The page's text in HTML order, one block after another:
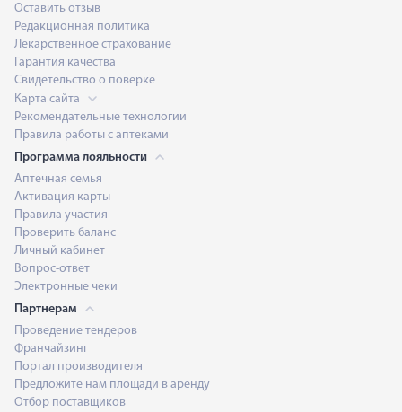
Оставить отзыв
Редакционная политика
Лекарственное страхование
Гарантия качества
Свидетельство о поверке
Карта сайта
Рекомендательные технологии
Правила работы с аптеками
Программа лояльности
Аптечная семья
Активация карты
Правила участия
Проверить баланс
Личный кабинет
Вопрос-ответ
Электронные чеки
Партнерам
Проведение тендеров
Франчайзинг
Портал производителя
Предложите нам площади в аренду
Отбор поставщиков